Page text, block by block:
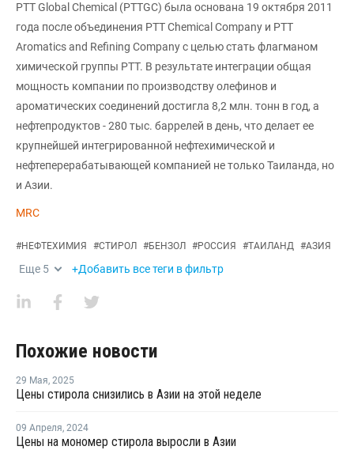
PTT Global Chemical (PTTGC) была основана 19 октября 2011
года после объединения PTT Chemical Company и PTT
Aromatics and Refining Company с целью стать флагманом
химической группы PTT. В результате интеграции общая
мощность компании по производству олефинов и
ароматических соединений достигла 8,2 млн. тонн в год, а
нефтепродуктов - 280 тыс. баррелей в день, что делает ее
крупнейшей интегрированной нефтехимической и
нефтеперерабатывающей компанией не только Таиланда, но
и Азии.
MRC
#НЕФТЕХИМИЯ #СТИРОЛ #БЕНЗОЛ #РОССИЯ #ТАИЛАНД #АЗИЯ
Еще 5 +Добавить все теги в фильтр
Похожие новости
29 Мая, 2025
Цены стирола снизились в Азии на этой неделе
09 Апреля, 2024
Цены на мономер стирола выросли в Азии